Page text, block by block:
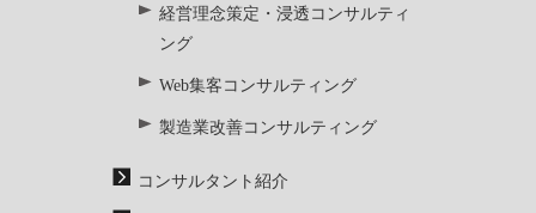
経営理念策定・浸透コンサルティ
ング
Web集客コンサルティング
製造業改善コンサルティング
コンサルタント紹介